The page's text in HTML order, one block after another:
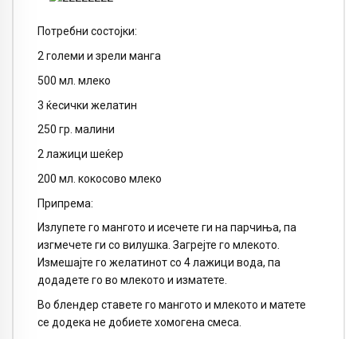
Потребни состојки:
2 големи и зрели манга
500 мл. млеко
3 ќесички желатин
250 гр. малини
2 лажици шеќер
200 мл. кокосово млеко
Припрема:
Излупете го мангото и исечете ги на парчиња, па
изгмечете ги со вилушка. Загрејте го млекото.
Измешајте го желатинот со 4 лажици вода, па
додадете го во млекото и изматете.
Во блендер ставете го мангото и млекото и матете
се додека не добиете хомогена смеса.